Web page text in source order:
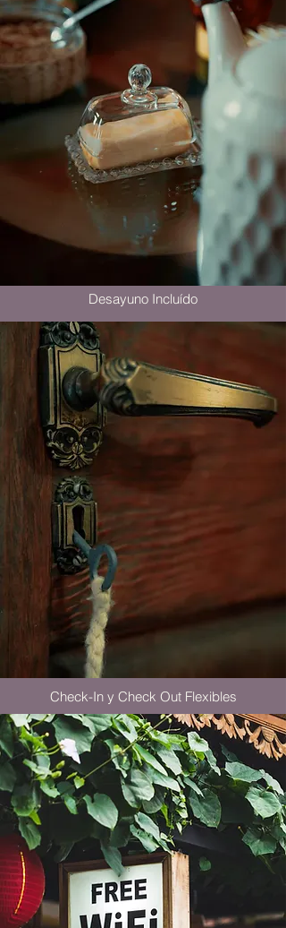
Desayuno Incluído
Check-In y Check Out Flexibles